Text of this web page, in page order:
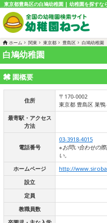
東京都豊島区の白鳩幼稚園 | 幼稚園を探すな
ホーム 関東 東京都 豊島区 白鳩幼稚園
白鳩幼稚園
園概要
住所
〒170-0002
東京都 豊島区 巣鴨
最寄駅・アクセス
方法
電話番号
03-3918-4015
※お問い合わせの
い。
ホームページ
http://
設立
定員
教職員数